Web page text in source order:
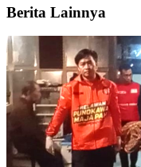
Berita Lainnya